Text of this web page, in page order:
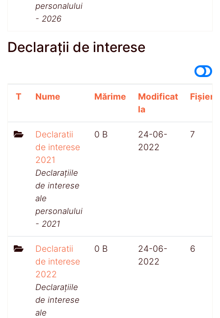
personalului
- 2026
Declarații de interese
T Nume Mărime
Modificat
la
Fișiere
Declaratii
de interese
2021
Declarațiile
de interese
ale
personalului
- 2021
0 B
24-06-
2022
7
Declaratii
de interese
2022
Declarațiile
de interese
ale
0 B
24-06-
2022
6